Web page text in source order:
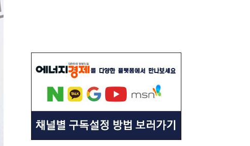
“40도 폭염에 쓰러지면”...나도 받을 수 있는
보험금 있다